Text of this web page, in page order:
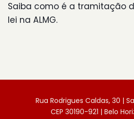
Saiba como é a tramitação
lei na ALMG.
Rua Rodrigues Caldas, 30 |
CEP 30190-921 | Belo